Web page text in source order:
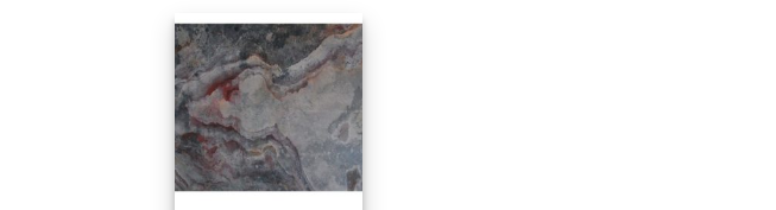
Dodaj
na
listu
želja